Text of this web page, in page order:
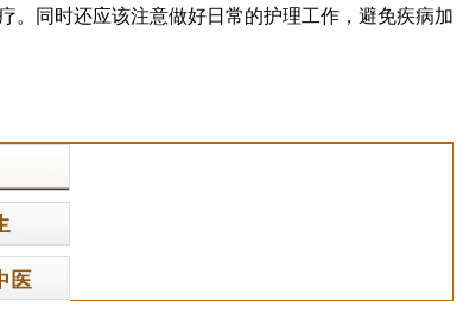
。同时还应该注意做好日常的护理工作，避免疾病加